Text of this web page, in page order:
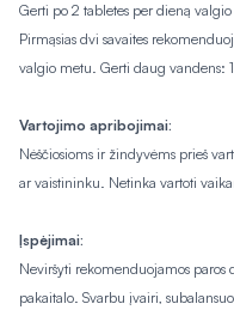
Gerti po 2 tabletes per dieną
Pirmąsias dvi savaites
valgio metu. Gerti daug vandens:
Vartojimo apribojimai:
Nėščiosioms ir žindyvėms prieš
ar vaistininku. Netinka vartoti
Įspėjimai:
Neviršyti rekomenduojamos paros
pakaitalo. Svarbu įvairi,